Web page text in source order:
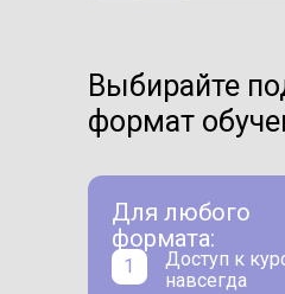
Выбирайте
формат
Для любого
формата:
Доступ к
навсегда
1